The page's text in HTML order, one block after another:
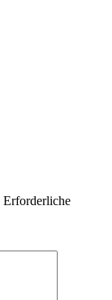
Erforderliche